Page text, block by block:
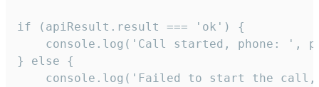
if (apiResult.result === 'ok') {
console.log('Call started, phone: ',
} else {
console.log('Failed to start the